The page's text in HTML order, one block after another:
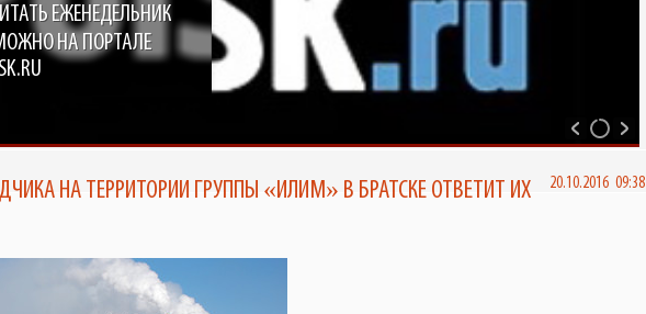
ЕЖЕНЕДЕЛЬНИК
НА ПОРТАЛЕ
20.10.2016 09:38
НА ТЕРРИТОРИИ ГРУППЫ «ИЛИМ» В БРАТСКЕ ОТВЕТИТ ИХ